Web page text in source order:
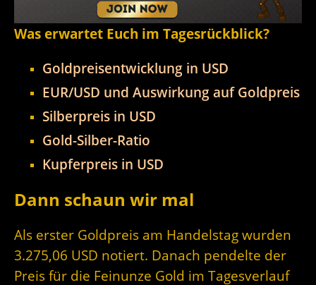
Was erwartet Euch im Tagesrückblick?
Goldpreisentwicklung in USD
EUR/USD und Auswirkung auf Goldpreis
Silberpreis in USD
Gold-Silber-Ratio
Kupferpreis in USD
Dann schaun wir mal
Als erster Goldpreis am Handelstag wurden
3.275,06 USD notiert. Danach pendelte der
Preis für die Feinunze Gold im Tagesverlauf